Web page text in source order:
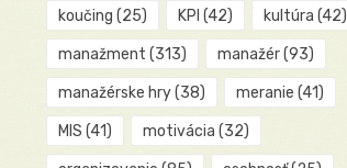
koučing (25) KPI (42) kultúra (42)
manažment (313) manažér(93)
manažérske hry(38) meranie (41)
MIS (41) motivácia (32)